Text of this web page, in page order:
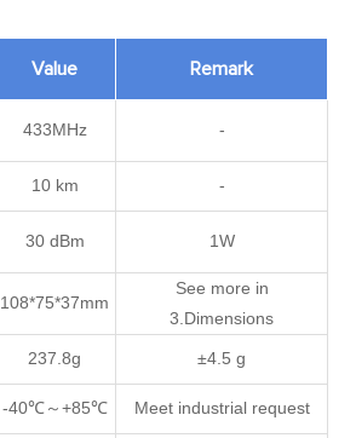
Value Remark
433MHz -
10 km -
30 dBm 1W
108*75*37mm
See more in
3.Dimensions
237.8g ±4.5 g
-40℃～+85℃ Meet industrial request